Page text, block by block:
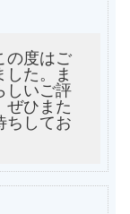
の度はご
した。ま
しいご評
ぜひまた
ちしてお